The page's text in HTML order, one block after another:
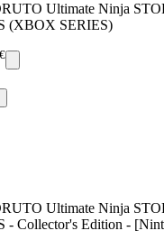
Ultimate Ninja
(XBOX SERIES)
€
Ultimate Ninja
Collector's Edition -